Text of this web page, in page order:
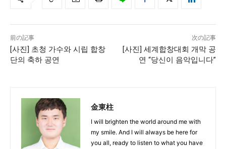
前の記事
[사진] 초청 가수와 시립 합창
단의 축하 공연
次の記事
[사진] 세계합창대회 개막 공
연 “당신이 음악입니다”
金東柱
I will brighten the world around me with
my smile. And I will always be here for
you all, ready to listen to what you have